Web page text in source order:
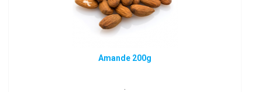
Amande 200g
.